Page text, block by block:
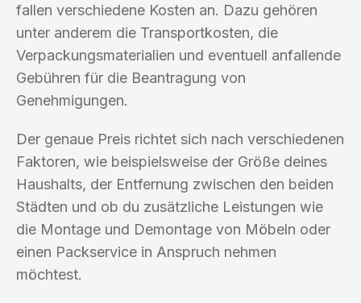
fallen verschiedene Kosten an. Dazu gehören
unter anderem die Transportkosten, die
Verpackungsmaterialien und eventuell anfallende
Gebühren für die Beantragung von
Genehmigungen.
Der genaue Preis richtet sich nach verschiedenen
Faktoren, wie beispielsweise der Größe deines
Haushalts, der Entfernung zwischen den beiden
Städten und ob du zusätzliche Leistungen wie
die Montage und Demontage von Möbeln oder
einen Packservice in Anspruch nehmen
möchtest.